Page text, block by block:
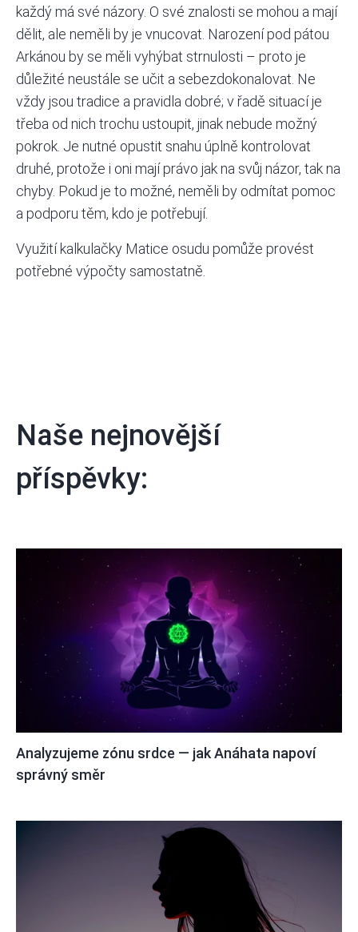
každý má své názory. O své znalosti se mohou a mají
dělit, ale neměli by je vnucovat. Narození pod pátou
Arkánou by se měli vyhýbat strnulosti – proto je
důležité neustále se učit a sebezdokonalovat. Ne
vždy jsou tradice a pravidla dobré; v řadě situací je
třeba od nich trochu ustoupit, jinak nebude možný
pokrok. Je nutné opustit snahu úplně kontrolovat
druhé, protože i oni mají právo jak na svůj názor, tak na
chyby. Pokud je to možné, neměli by odmítat pomoc
a podporu těm, kdo je potřebují.
Využití kalkulačky Matice osudu pomůže provést
potřebné výpočty samostatně.
Naše nejnovější
příspěvky:
Analyzujeme zónu srdce — jak Anáhata napoví
správný směr